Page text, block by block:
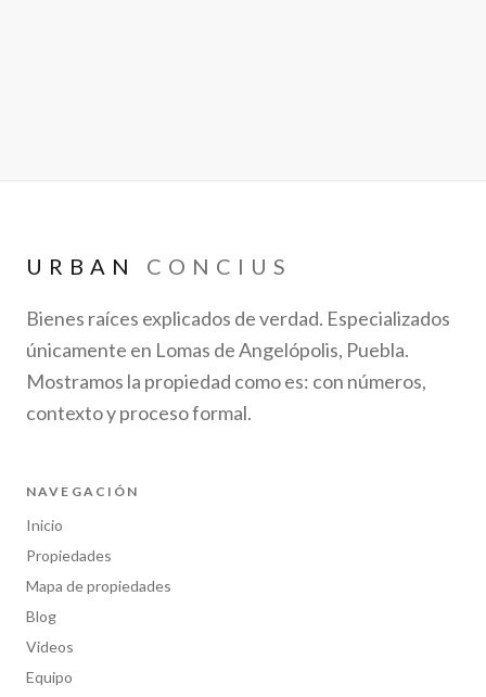
URBAN CONCIUS
Bienes raíces explicados de verdad. Especializados
únicamente en Lomas de Angelópolis, Puebla.
Mostramos la propiedad como es: con números,
contexto y proceso formal.
NAVEGACIÓN
Inicio
Propiedades
Mapa de propiedades
Blog
Videos
Equipo